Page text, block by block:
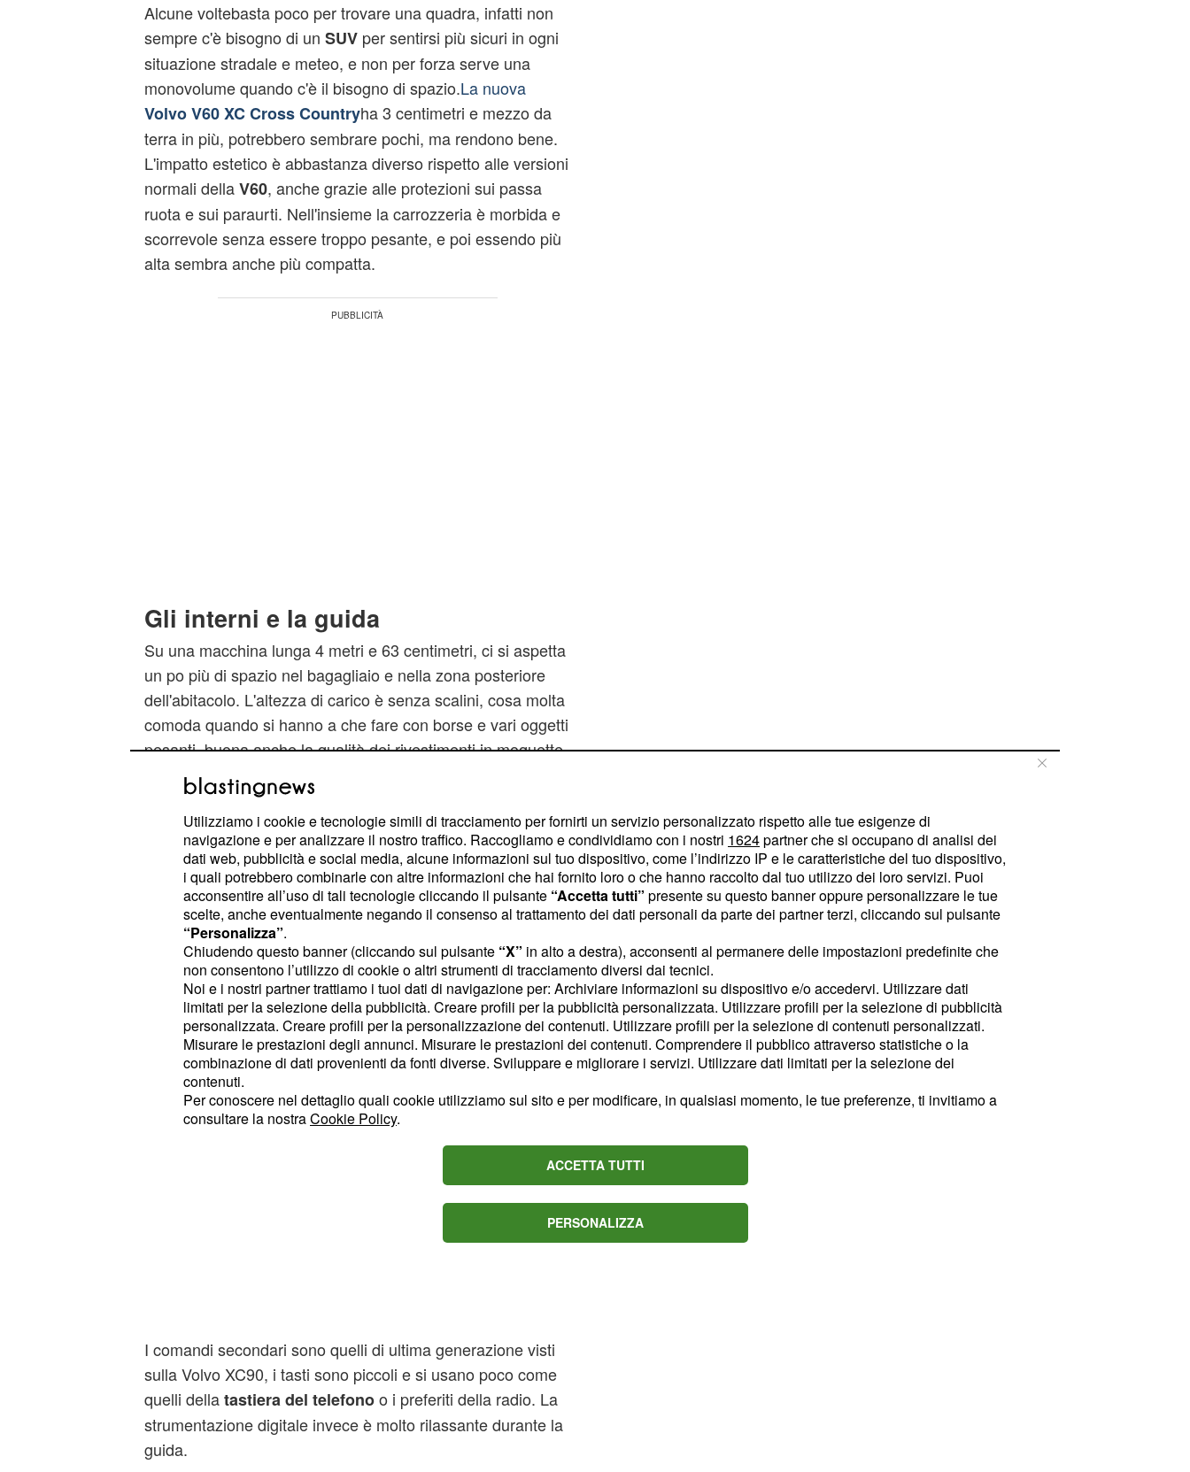
Alcune voltebasta poco per trovare una quadra, infatti non
sempre c'è bisogno di un SUVper sentirsi più sicuri in ogni
situazione stradale e meteo, e non per forza serve una
monovolume quando c'è il bisogno di spazio.La nuova
Volvo V60 XC Cross Countryha 3 centimetri e mezzo da
terra in più, potrebbero sembrare pochi, ma rendono bene.
L'impatto estetico è abbastanza diverso rispetto alle versioni
normali dellaV60, anche grazie alle protezioni sui passa
ruota e sui paraurti. Nell'insieme la carrozzeria è morbida e
scorrevole senza essere troppo pesante, e poi essendo più
alta sembra anche più compatta.
Gli interni e la guida
Su una macchina lunga 4 metri e 63 centimetri, ci si aspetta
un po più di spazio nel bagagliaio e nella zona posteriore
dell'abitacolo. L'altezza di carico è senza scalini, cosa molta
comoda quando si hanno a che fare con borse e vari oggetti
pesanti, buona anche la qualità dei rivestimenti in moquette
e la cura nei dettagli come nel caso del movimento
smorzato del pavimento. Lo sblocco dei sedili è solo sugli
schienali e non anche dietro nel bagagliaio, dove invece è
più comodo. La soluzione per nascondere i poggiatesta è
pratica, ed è sempre utile il passaggio al centro per oggetti
lunghi come gli scii. Non è un caso che le Volvo abbiano la
reputazione di essere auto solide, infattila nuova V60 XC
Cross Countryha degli assemblaggi davvero ben fatti, e
sono precisi anche gli accoppiamenti tra la grande plancia
morbida e la sottile console centrale sospesa.
I comandi secondari sono quelli di ultima generazione visti
sulla Volvo XC90, i tasti sono piccoli e si usano poco come
quelli dellatastiera del telefonoo i preferiti della radio. La
strumentazione digitale invece è molto rilassante durante la
guida.
Utilizziamo i cookie e tecnologie simili di tracciamento per fornirti un servizio personalizzato rispetto alle tue esigenze di
navigazione e per analizzare il nostro traffico. Raccogliamo e condividiamo con i nostri 1624partner che si occupano di analisi dei
dati web, pubblicità e social media, alcune informazioni sul tuo dispositivo, come l’indirizzo IP e le caratteristiche del tuo dispositivo,
i quali potrebbero combinarle con altre informazioni che hai fornito loro o che hanno raccolto dal tuo utilizzo dei loro servizi. Puoi
acconsentire all’uso di tali tecnologie cliccando il pulsante “Accetta tutti” presente su questo banner oppure personalizzare le tue
scelte, anche eventualmente negando il consenso al trattamento dei dati personali da parte dei partner terzi, cliccando sul pulsante
“Personalizza”.
Chiudendo questo banner (cliccando sul pulsante “X” in alto a destra), acconsenti al permanere delle impostazioni predefinite che
non consentono l’utilizzo di cookie o altri strumenti di tracciamento diversi dai tecnici.
Noi e i nostri partner trattiamo i tuoi dati di navigazione per: Archiviare informazioni su dispositivo e/o accedervi. Utilizzare dati
limitati per la selezione della pubblicità. Creare profili per la pubblicità personalizzata. Utilizzare profili per la selezione di pubblicità
personalizzata. Creare profili per la personalizzazione dei contenuti. Utilizzare profili per la selezione di contenuti personalizzati.
Misurare le prestazioni degli annunci. Misurare le prestazioni dei contenuti. Comprendere il pubblico attraverso statistiche o la
combinazione di dati provenienti da fonti diverse. Sviluppare e migliorare i servizi. Utilizzare dati limitati per la selezione dei
contenuti.
Per conoscere nel dettaglio quali cookie utilizziamo sul sito e per modificare, in qualsiasi momento, le tue preferenze, ti invitiamo a
consultare la nostraCookie Policy.
ACCETTA TUTTI
PERSONALIZZA